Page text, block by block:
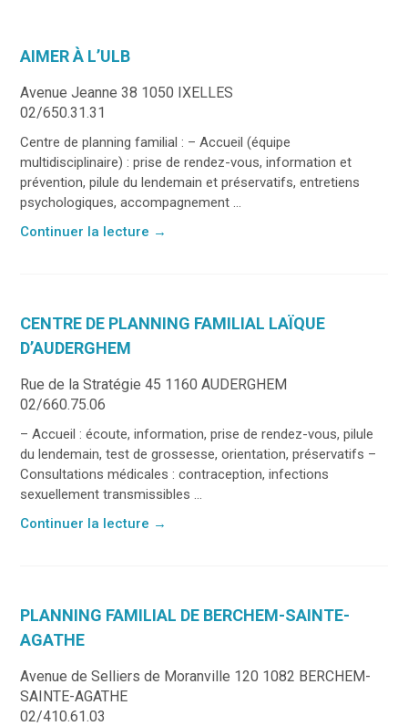
AIMER À L’ULB
Avenue Jeanne 38 1050 IXELLES
02/650.31.31
Centre de planning familial : – Accueil (équipe
multidisciplinaire) : prise de rendez-vous, information et
prévention, pilule du lendemain et préservatifs, entretiens
psychologiques, accompagnement ...
Continuer la lecture →
CENTRE DE PLANNING FAMILIAL LAÏQUE
D’AUDERGHEM
Rue de la Stratégie 45 1160 AUDERGHEM
02/660.75.06
– Accueil : écoute, information, prise de rendez-vous, pilule
du lendemain, test de grossesse, orientation, préservatifs –
Consultations médicales : contraception, infections
sexuellement transmissibles ...
Continuer la lecture →
PLANNING FAMILIAL DE BERCHEM-SAINTE-
AGATHE
Avenue de Selliers de Moranville 120 1082 BERCHEM-
SAINTE-AGATHE
02/410.61.03